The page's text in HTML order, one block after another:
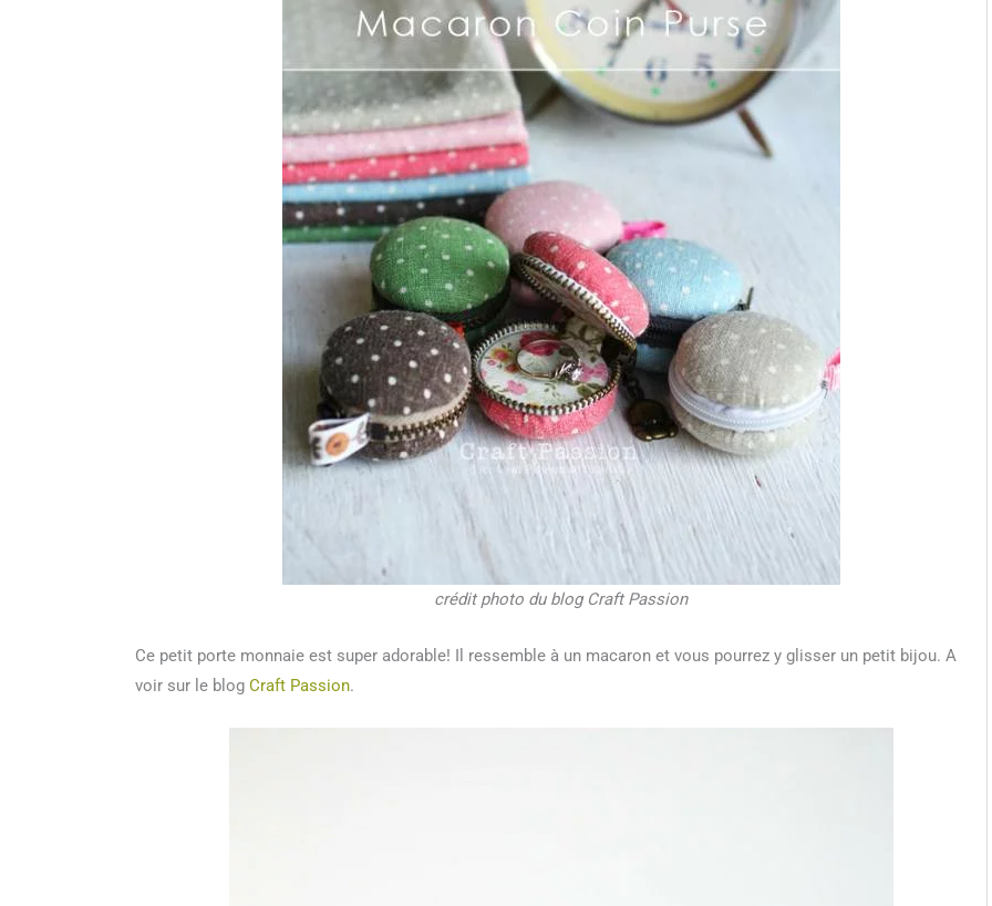
crédit photo du blog Craft Passion
Ce petit porte monnaie est super adorable! Il ressemble à un macaron et vous pourrez y glisser un petit bijou. A
voir sur le blog Craft Passion.